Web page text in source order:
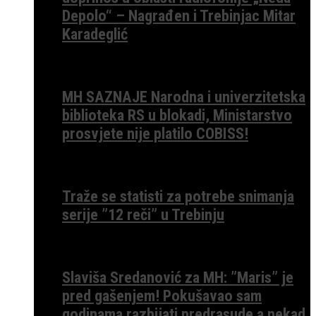
Depolo“ – Nagrađen i Trebinjac Mitar
Karadeglić
MH SAZNAJE Narodna i univerzitetska
biblioteka RS u blokadi, Ministarstvo
prosvjete nije platilo COBISS!
Traže se statisti za potrebe snimanja
serije ”12 reči” u Trebinju
Slaviša Sredanović za MH: ”Maris” je
pred gašenjem! Pokušavao sam